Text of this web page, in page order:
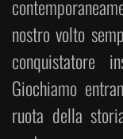
nostro volto
conquistatore
Giochiamo
ruota della